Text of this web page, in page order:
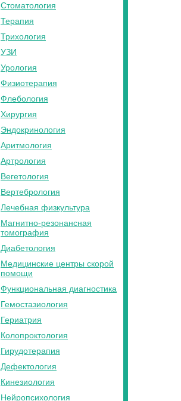
Стоматология
Терапия
Трихология
УЗИ
Урология
Физиотерапия
Флебология
Хирургия
Эндокринология
Аритмология
Артрология
Вегетология
Вертебрология
Лечебная физкультура
Магнитно-резонансная
томография
Диабетология
Медицинские центры скорой
помощи
Функциональная диагностика
Гемостазиология
Гериатрия
Колопроктология
Гирудотерапия
Дефектология
Кинезиология
Нейропсихология